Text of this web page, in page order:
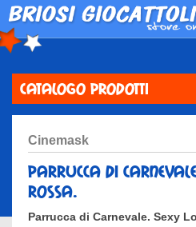
CATALOGO PRODOTTI
cinemask
parrucca di carnevale. sexy lola
rossa.
Parrucca di Carnevale. Sexy